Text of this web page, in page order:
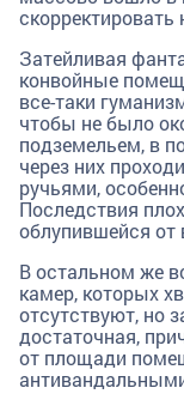
Затейливая
конвойные
все-таки
чтобы не было
подземельем, в
через них
ручьями,
Последствия
облупившейся от
В остальном же
камер, которых
отсутствуют, но
достаточная,
от площади